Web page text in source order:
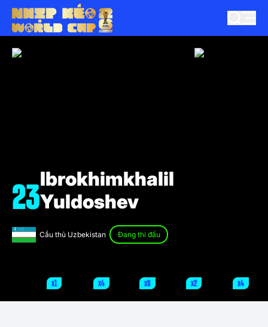
Cầu thủ Uzbekistan Đang thi đấu
23
Ibrokhimkhalil
Yuldoshev
x1 x4 x8 x2 x4